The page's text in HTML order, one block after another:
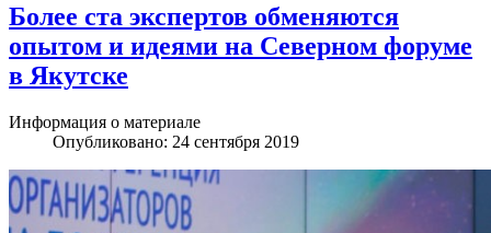
Более ста экспертов обменяются
опытом и идеями на Северном форуме
в Якутске
Информация о материале
Опубликовано: 24 сентября 2019